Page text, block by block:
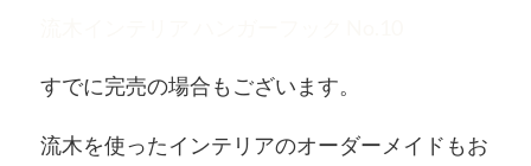
すでに完売の場合もございます。
流木を使ったインテリアのオーダーメイドもお